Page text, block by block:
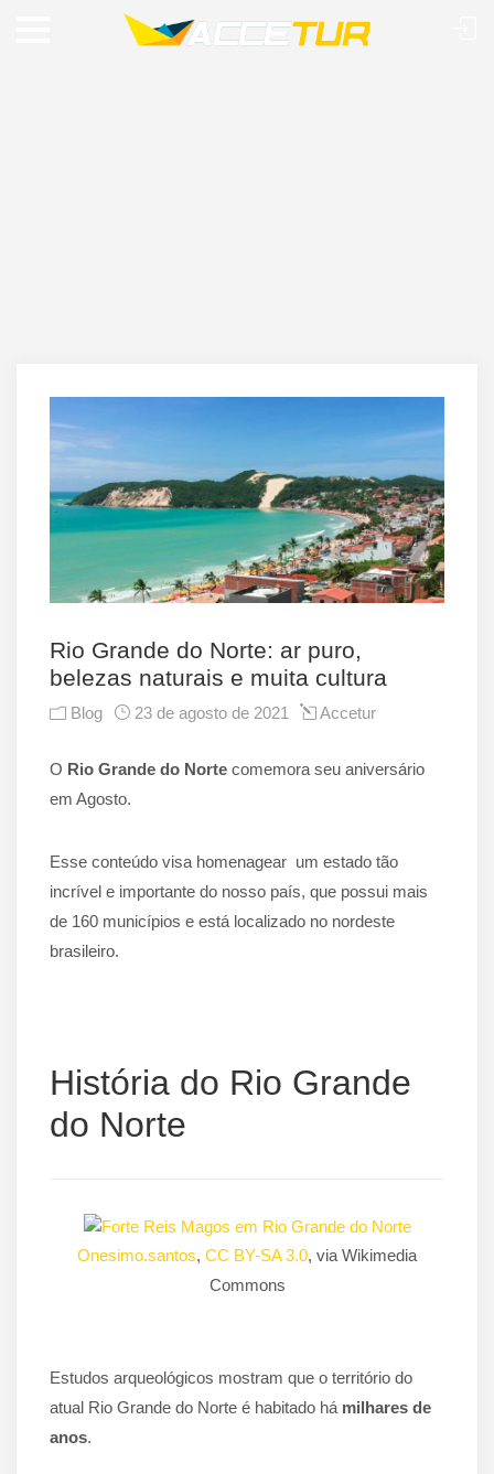
RIO GRANDE DO NORTE:
AR PURO, BELEZAS
NATURAIS E MUITA
CULTURA
Rio Grande do Norte: ar puro,
belezas naturais e muita cultura
Blog 23 de agosto de 2021 Accetur
O Rio Grande do Norte comemora seu aniversário
em Agosto.
Esse conteúdo visa homenagear um estado tão
incrível e importante do nosso país, que possui mais
de 160 municípios e está localizado no nordeste
brasileiro.
História do Rio Grande
do Norte
Onesimo.santos, CC BY-SA 3.0, via Wikimedia
Commons
Estudos arqueológicos mostram que o território do
atual Rio Grande do Norte é habitado há milhares de
anos.